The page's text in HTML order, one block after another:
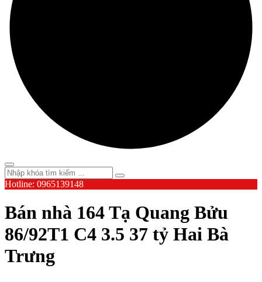
Hotline: 0965139148
Bán nhà 164 Tạ Quang Bửu
86/92T1 C4 3.5 37 tỷ Hai Bà
Trưng